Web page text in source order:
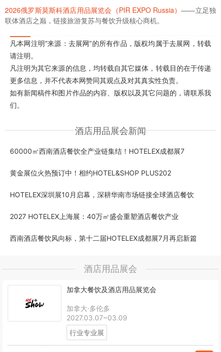
2026俄罗斯莫斯科酒店用品展览会（PIR EXPO Russia）——立足独
联体酒店之巅，链接旅游复苏与餐饮升级核心商机。
凡本网注明“来源：去展网”的所有作品，版权均属于去展网，转载
请注明。
凡注明为其它来源的信息，均转载自其它媒体，转载目的在于传递
更多信息，并不代表本网赞同其观点及对其真实性负责。
如有新闻稿件和图片作品的内容、版权以及其它问题的，请联系我
们。
酒店用品展会新闻
60000㎡西南酒店餐饮全产业链集结！HOTELEX成都展7
黄金展位火热预订中！相约HOTEL&SHOP PLUS202
HOTELEX深圳展10月启幕，深耕华南市场链接全球酒店餐饮
2027 HOTELEX上海展：40万㎡盛会重塑酒店餐饮产业
西南酒店餐饮风向标，第十二届HOTELEX成都展7月再启新篇
酒店用品展会
加拿大餐饮及酒店用品展览会
加拿大·多伦多
2027.03.07~03.09
行业专业展